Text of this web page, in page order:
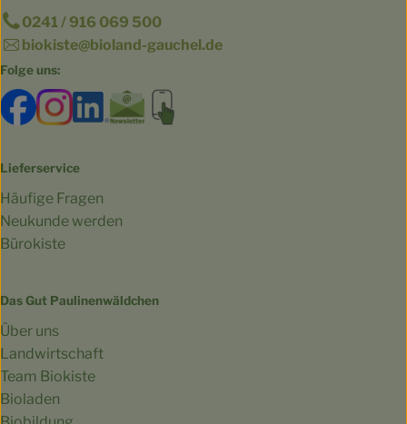
0241 / 916 069 500
biokiste@bioland-gauchel.de
Folge uns:
Externer Link zu https://www.facebook.com/
Externer Link zu https://www.instagram.com/
Externer Link zu https://
Externer Link zu https://
Lieferservice
Häufige Fragen
Neukunde werden
Bürokiste
Das Gut Paulinenwäldchen
Über uns
Landwirtschaft
Team Biokiste
Bioladen